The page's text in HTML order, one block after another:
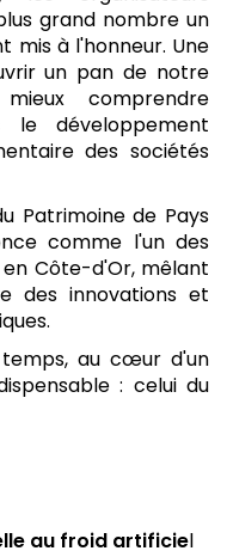
grand nombre un
mis à l'honneur. Une
un pan de notre
comprendre
développement
des sociétés
Patrimoine de Pays
comme l'un des
Côte-d'Or, mêlant
des innovations et
au cœur d'un
: celui du
au froid artificiel